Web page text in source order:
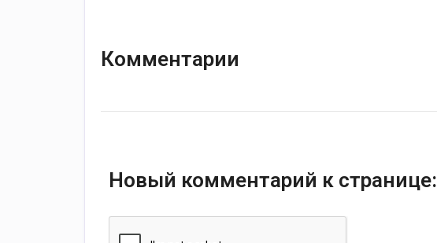
Комментарии
Новый комментарий к странице: